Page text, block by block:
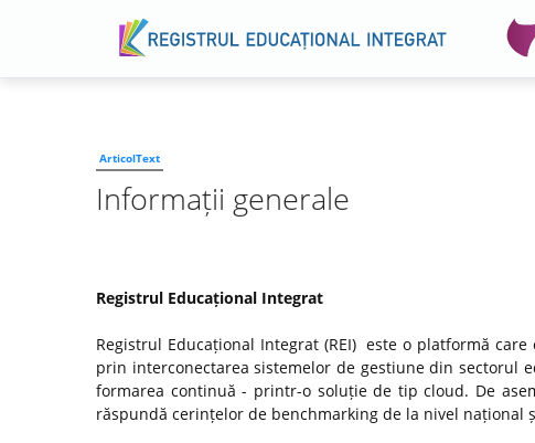
ArticolText
Informații generale
Registrul Educațional Integrat
Registrul Educațional Integrat (REI) este o platformă
prin interconectarea sistemelor de gestiune din sectorul
formarea continuă - printr-o soluție de tip cloud. De
răspundă cerințelor de benchmarking de la nivel național